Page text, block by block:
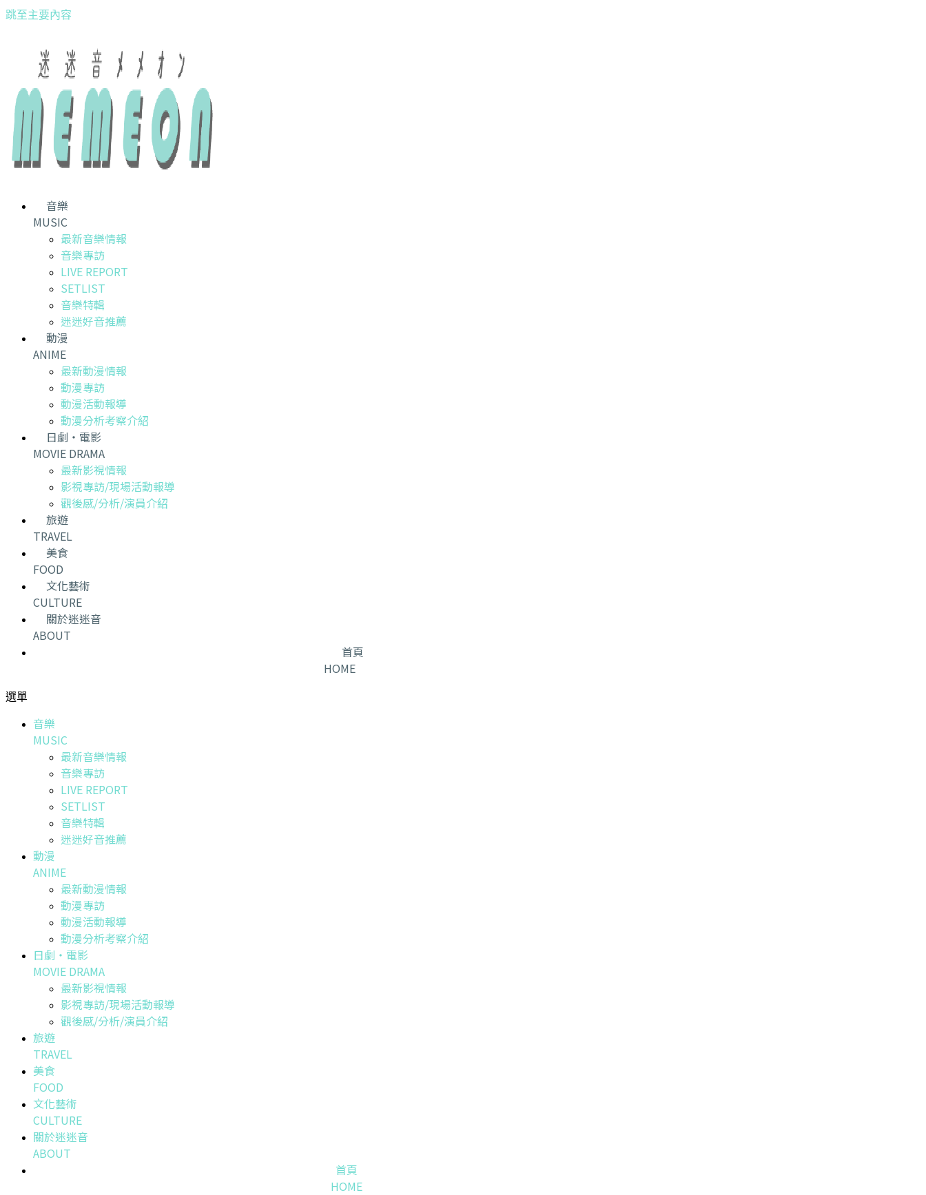
跳至主要內容
音樂
MUSIC
最新音樂情報
音樂專訪
LIVE REPORT
SETLIST
音樂特輯
迷迷好音推薦
動漫
ANIME
最新動漫情報
動漫專訪
動漫活動報導
動漫分析考察介紹
日劇・電影
MOVIE DRAMA
最新影視情報
影視專訪/現場活動報導
觀後感/分析/演員介紹
旅遊
TRAVEL
美食
FOOD
文化藝術
CULTURE
關於迷迷音
ABOUT
首頁
HOME
選單
音樂
MUSIC
最新音樂情報
音樂專訪
LIVE REPORT
SETLIST
音樂特輯
迷迷好音推薦
動漫
ANIME
最新動漫情報
動漫專訪
動漫活動報導
動漫分析考察介紹
日劇・電影
MOVIE DRAMA
最新影視情報
影視專訪/現場活動報導
觀後感/分析/演員介紹
旅遊
TRAVEL
美食
FOOD
文化藝術
CULTURE
關於迷迷音
ABOUT
首頁
HOME